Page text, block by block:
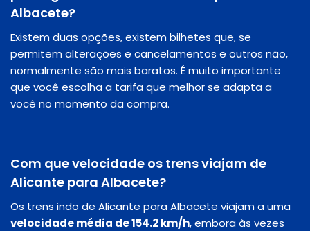
Albacete?
Existem duas opções, existem bilhetes que, se
permitem alterações e cancelamentos e outros não,
normalmente são mais baratos. É muito importante
que você escolha a tarifa que melhor se adapta a
você no momento da compra.
Com que velocidade os trens viajam de
Alicante para Albacete?
Os trens indo de Alicante para Albacete viajam a uma
velocidade média de 154.2 km/h, embora às vezes